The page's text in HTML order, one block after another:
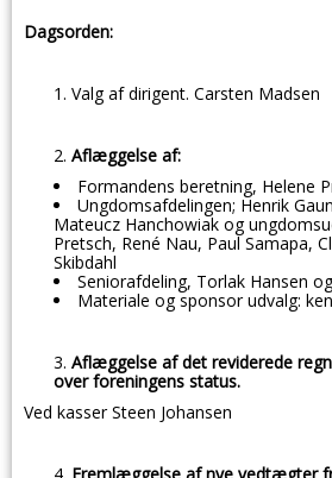
Dagsorden:
Valg af dirigent. Carsten Madsen
Aflæggelse af:
Formandens beretning, Helene
Ungdomsafdelingen; Henrik
Mateucz Hanchowiak og
Pretsch, René Nau, Paul Samapa,
Skibdahl
Seniorafdeling, Torlak Hansen
Materiale og sponsor udvalg:
Aflæggelse af det reviderede
over foreningens status.
Ved kasser Steen Johansen